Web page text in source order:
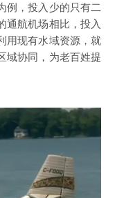
例，投入少的只有二
通航机场相比，投入
用现有水域资源，就
域协同，为老百姓提